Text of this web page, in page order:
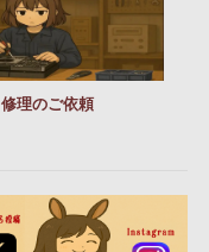
修理のご依頼